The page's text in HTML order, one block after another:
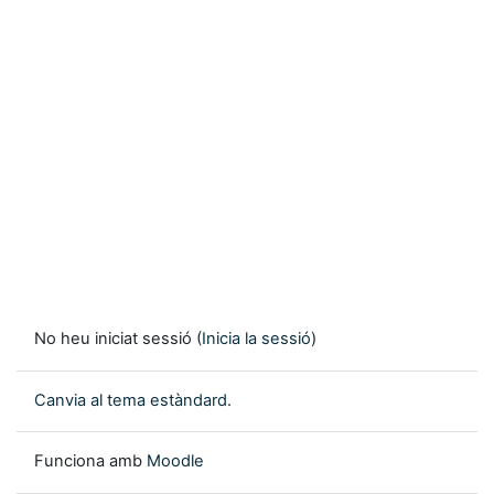
No heu iniciat sessió (Inicia la sessió)
Canvia al tema estàndard.
Funciona amb Moodle